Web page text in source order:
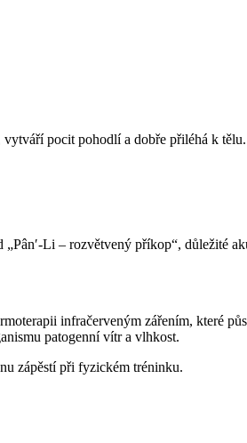
vytváří pocit pohodlí a dobře přiléhá k tělu.
Li – rozvětvený příkop“, důležité
infračerveným zářením, které
patogenní vítr a vlhkost.
zápěstí při fyzickém tréninku.